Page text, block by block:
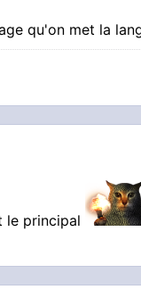
qu'on met la
le principal